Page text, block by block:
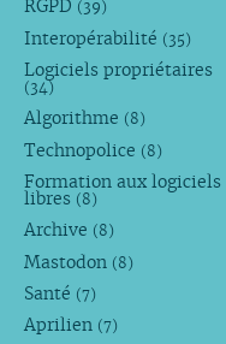
RGPD (39)
Interopérabilité (35)
Logiciels propriétaires
(34)
Algorithme (8)
Technopolice (8)
Formation aux logiciels
libres (8)
Archive (8)
Mastodon (8)
Santé (7)
Aprilien (7)